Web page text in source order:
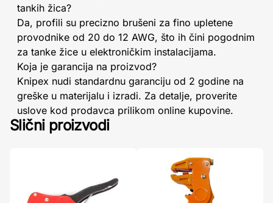
tankih žica?
Da, profili su precizno brušeni za fino upletene
provodnike od 20 do 12 AWG, što ih čini pogodnim
za tanke žice u elektroničkim instalacijama.
Koja je garancija na proizvod?
Knipex nudi standardnu garanciju od 2 godine na
greške u materijalu i izradi. Za detalje, proverite
uslove kod prodavca prilikom online kupovine.
Slični proizvodi